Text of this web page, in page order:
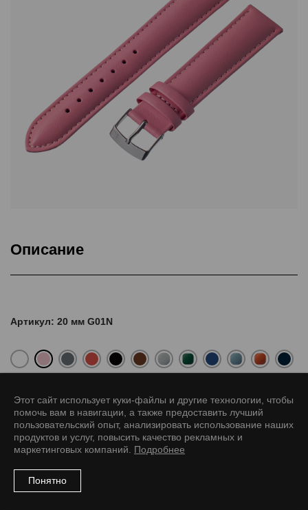
Описание
Артикул: 20 мм G01N
12/10 L 14/12 L 16/14 L 18/16 L 20/18 L
Этот сайт использует куки-файлы и другие технологии, чтобы
помочь вам в навигации, а также предоставить лучший
пользовательский опыт, анализировать использование наших
продуктов и услуг, повысить качество рекламных и
маркетинговых компаний. Подробнее
Понятно